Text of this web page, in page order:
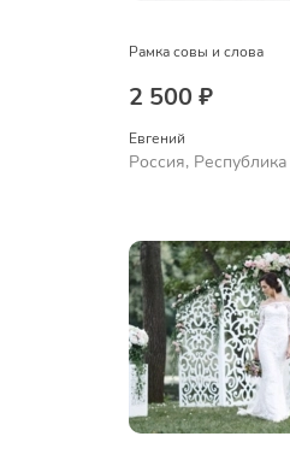
Рамка совы и слова
2 500 ₽
Евгений
Россия,